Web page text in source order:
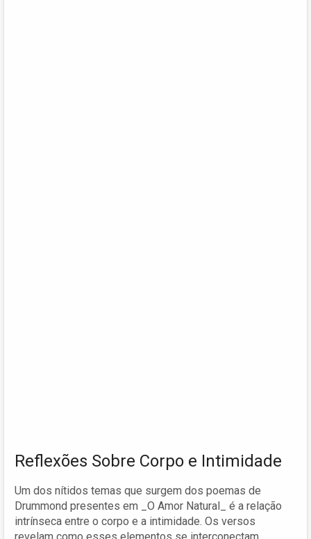
Reflexões Sobre Corpo e Intimidade
Um dos nítidos temas que surgem dos poemas de
Drummond presentes em _O Amor Natural_ é a relação
intrínseca entre o corpo e a intimidade. Os versos
revelam como esses elementos se interconectam,